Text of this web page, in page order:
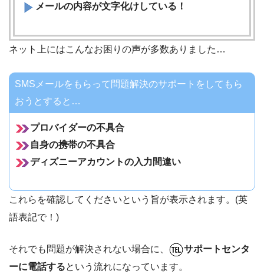
メールの内容が文字化けしている！
ネット上にはこんなお困りの声が多数ありました…
SMSメールをもらって問題解決のサポートをしてもら
おうとすると…
プロバイダーの不具合
自身の携帯の不具合
ディズニーアカウントの入力間違い
これらを確認してくださいという旨が表示されます。(英
語表記で！)
それでも問題が解決されない場合に、
サポートセンタ
ーに電話するという流れになっています。